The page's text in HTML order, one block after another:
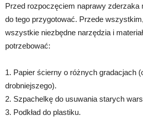
Przed rozpoczęciem naprawy zderzaka
do tego przygotować. Przede
wszystkie niezbędne narzędzia i
potrzebować:
1. Papier ścierny o różnych gradacjach
drobniejszego).
2. Szpachelkę do usuwania starych
3. Podkład do plastiku.